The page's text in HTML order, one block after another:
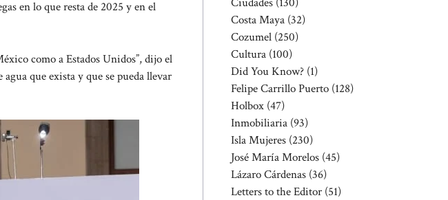
en lo que resta de 2025 y en el
como a Estados Unidos”, dijo el
que exista y que se pueda llevar
Costa Maya (32)
Cozumel (250)
Cultura (100)
Did You Know? (1)
Felipe Carrillo Puerto (128)
Holbox (47)
Inmobiliaria (93)
Isla Mujeres (230)
José María Morelos (45)
Lázaro Cárdenas (36)
Letters to the Editor (51)